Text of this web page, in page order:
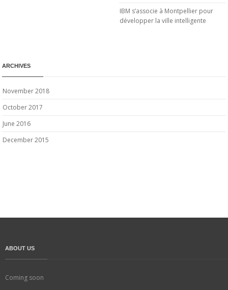
IBM s’associe à Montpellier pour
développer la ville intelligente
ARCHIVES
November 2018
October 2017
June 2016
December 2015
ABOUT US
Coming soon